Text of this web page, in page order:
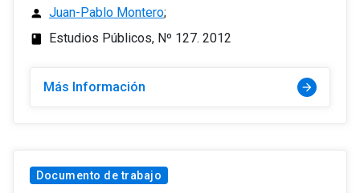
person Juan-Pablo Montero;
class Estudios Públicos, Nº 127. 2012
Más Información arrow_forward
Documento de trabajo